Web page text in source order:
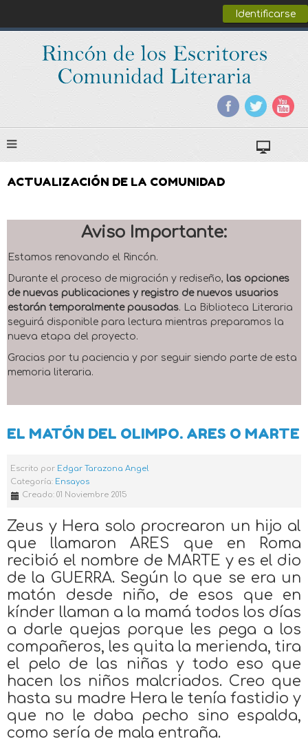
Identificarse
ACTUALIZACIÓN DE LA COMUNIDAD
Aviso Importante:
Estamos renovando el Rincón.
Durante el proceso de migración y rediseño, las opciones
de nuevas publicaciones y registro de nuevos usuarios
estarán temporalmente pausadas. La Biblioteca Literaria
seguirá disponible para lectura mientras preparamos la
nueva etapa del proyecto.
Gracias por tu paciencia y por seguir siendo parte de esta
memoria literaria.
EL MATÓN DEL OLIMPO. ARES O MARTE
Escrito por Edgar Tarazona Angel
Categoría: Ensayos
Creado: 01 Noviembre 2015
Zeus y Hera solo procrearon un hijo al
que llamaron ARES que en Roma
recibió el nombre de MARTE y es el dio
de la GUERRA. Según lo que se era un
matón desde niño, de esos que en
kínder llaman a la mamá todos los días
a darle quejas porque les pega a los
compañeros, les quita la merienda, tira
el pelo de las niñas y todo eso que
hacen los niños malcriados. Creo que
hasta su madre Hera le tenía fastidio y
que no le daba pecho sino espalda,
como sería de mala entraña.